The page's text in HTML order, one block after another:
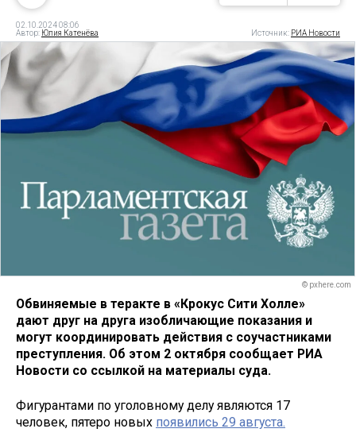
02.10.2024 08:06
Автор: Юлия Катенёва Источник: РИА Новости
© pxhere.com
Обвиняемые в теракте в «Крокус Сити Холле»
дают друг на друга изобличающие показания и
могут координировать действия с соучастниками
преступления. Об этом 2 октября сообщает РИА
Новости со ссылкой на материалы суда.
Фигурантами по уголовному делу являются 17
человек, пятеро новых появились 29 августа.